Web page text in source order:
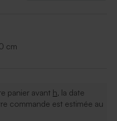
cm
panier avant h, la date
commande est estimée au